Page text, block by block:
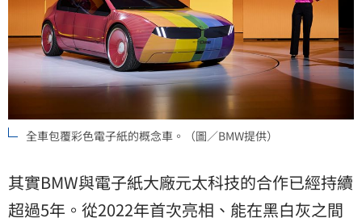
全車包覆彩色電子紙的概念車。（圖／BMW提供）
其實BMW與電子紙大廠元太科技的合作已經持續
超過5年。從2022年首次亮相、能在黑白灰之間